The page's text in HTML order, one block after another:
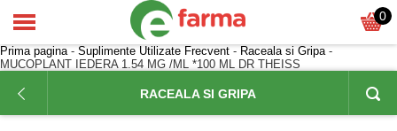
0
Prima pagina- Suplimente Utilizate Frecvent - Raceala si Gripa-
MUCOPLANT IEDERA 1.54 MG /ML *100 ML DR THEISS
RACEALA SI GRIPA